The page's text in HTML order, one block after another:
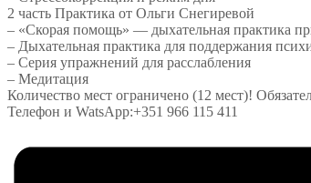
2 часть Практика от Ольги Снегиревой
– «Скорая помощь» — дыхательная практика
– Дыхательная практика для поддержания
– Серия упражнений для расслабления
– Медитация
Количество мест ограничено (12 мест)!
Телефон и WatsApp:+351 966 115 411